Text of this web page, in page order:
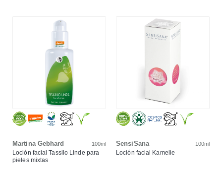
Martina Gebhard 100ml
Loción facial Tassilo Linde para
pieles mixtas
SensiSana 100ml
Loción facial Kamelie